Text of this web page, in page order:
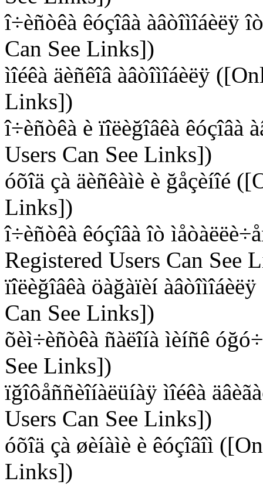
î÷èñòêà êóçîâà àâòîìîáèëÿ
Can See Links])
ìîéêà äèñêîâ àâòîìîáèëÿ
Links])
î÷èñòêà è ïîëèğîâêà êóçîâà
Users Can See Links])
óõîä çà äèñêàìè è ğåçèíîé
Links])
î÷èñòêà êóçîâà îò
Registered Users Can See
ïîëèğîâêà öàğàïèí
Can See Links])
õèì÷èñòêà ñàëîíà ìèíñê
See Links])
ïğîôåññèîíàëüíàÿ ìîéêà
Users Can See Links])
óõîä çà øèíàìè è êóçîâîì
Links])